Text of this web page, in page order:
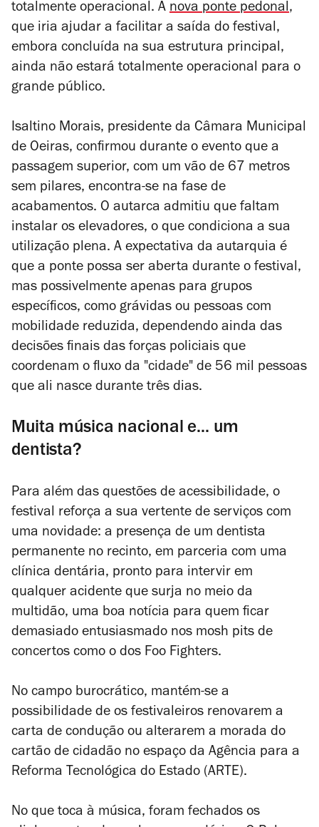
totalmente operacional. A nova ponte pedonal,
que iria ajudar a facilitar a saída do festival,
embora concluída na sua estrutura principal,
ainda não estará totalmente operacional para o
grande público.
Isaltino Morais, presidente da Câmara Municipal
de Oeiras, confirmou durante o evento que a
passagem superior, com um vão de 67 metros
sem pilares, encontra-se na fase de
acabamentos. O autarca admitiu que faltam
instalar os elevadores, o que condiciona a sua
utilização plena. A expectativa da autarquia é
que a ponte possa ser aberta durante o festival,
mas possivelmente apenas para grupos
específicos, como grávidas ou pessoas com
mobilidade reduzida, dependendo ainda das
decisões finais das forças policiais que
coordenam o fluxo da "cidade" de 56 mil pessoas
que ali nasce durante três dias.
Muita música nacional e... um
dentista?
Para além das questões de acessibilidade, o
festival reforça a sua vertente de serviços com
uma novidade: a presença de um dentista
permanente no recinto, em parceria com uma
clínica dentária, pronto para intervir em
qualquer acidente que surja no meio da
multidão, uma boa notícia para quem ficar
demasiado entusiasmado nos mosh pits de
concertos como o dos Foo Fighters.
No campo burocrático, mantém-se a
possibilidade de os festivaleiros renovarem a
carta de condução ou alterarem a morada do
cartão de cidadão no espaço da Agência para a
Reforma Tecnológica do Estado (ARTE).
No que toca à música, foram fechados os